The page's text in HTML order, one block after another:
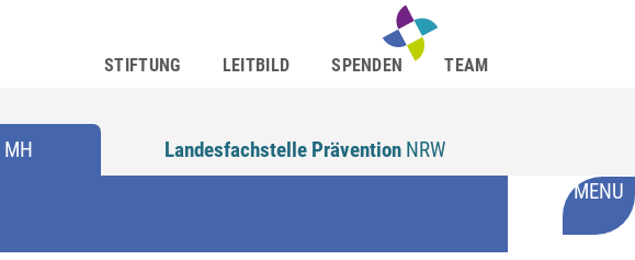
STIFTUNG LEITBILD SPENDEN TEAM
MH Landesfachstelle Prävention NRW
MENU